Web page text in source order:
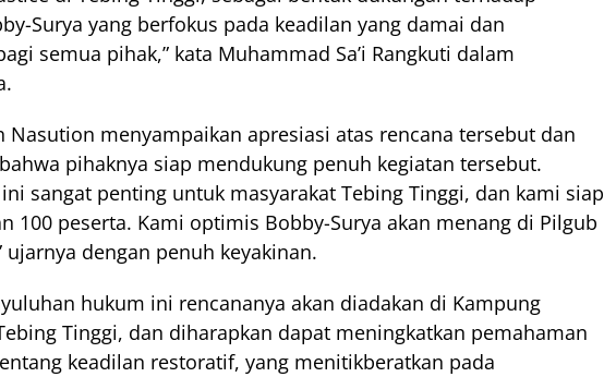
Surya yang berfokus pada keadilan yang damai dan
semua pihak,” kata Muhammad Sa’i Rangkuti dalam
Nasution menyampaikan apresiasi atas rencana tersebut dan
pihaknya siap mendukung penuh kegiatan tersebut.
sangat penting untuk masyarakat Tebing Tinggi, dan kami siap
100 peserta. Kami optimis Bobby-Surya akan menang di Pilgub
ujarnya dengan penuh keyakinan.
hukum ini rencananya akan diadakan di Kampung
Tinggi, dan diharapkan dapat meningkatkan pemahaman
keadilan restoratif, yang menitikberatkan pada